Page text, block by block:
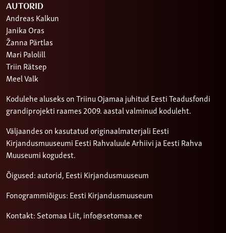
AUTORID
Andreas Kalkun
Janika Oras
Žanna Pärtlas
Mari Palolill
Triin Rätsep
Meel Valk
Kodulehe aluseks on Triinu Ojamaa juhitud Eesti Teadusfondi
grandiprojekti raames 2009. aastal valminud koduleht.
Väljaandes on kasutatud originaalmaterjali Eesti
Kirjandusmuuseumi Eesti Rahvaluule Arhiivi ja Eesti Rahva
Muuseumi kogudest.
Õigused: autorid, Eesti Kirjandusmuuseum
Fonogrammiõigus: Eesti Kirjandusmuuseum
Kontakt: Setomaa Liit, info@setomaa.ee